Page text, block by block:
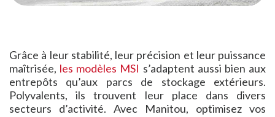
Grâce à leur stabilité, leur précision et leur puissance
maîtrisée, les modèles MSI s’adaptent aussi bien aux
entrepôts qu’aux parcs de stockage extérieurs.
Polyvalents, ils trouvent leur place dans divers
secteurs d’activité. Avec Manitou, optimisez vos